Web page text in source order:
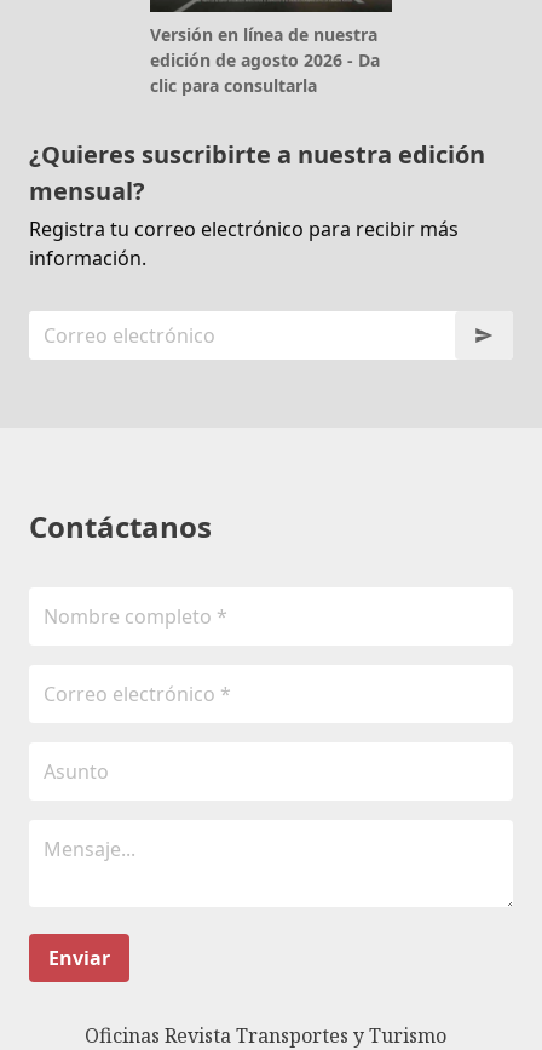
Versión en línea de nuestra
edición de agosto 2026 - Da
clic para consultarla
¿Quieres suscribirte a nuestra edición
mensual?
Registra tu correo electrónico para recibir más
información.
Contáctanos
Enviar
Oficinas Revista Transportes y Turismo